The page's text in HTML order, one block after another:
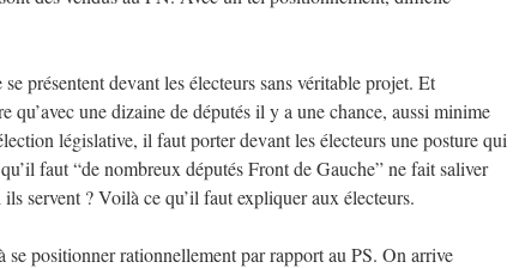
présentent devant les électeurs sans véritable projet. Et
une dizaine de députés il y a une chance, aussi minime
législative, il faut porter devant les électeurs une posture qui
faut “de nombreux députés Front de Gauche” ne fait saliver
servent ? Voilà ce qu’il faut expliquer aux électeurs.
se positionner rationnellement par rapport au PS. On arrive